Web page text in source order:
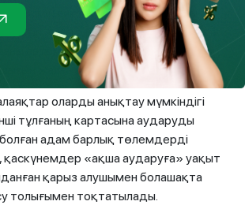
рәсімін аяқтау үшін қарыз алушы
өтіп, тағы бірнеше қызмет үшін ақы
автоматты түрде аудару, шотты
жалға алу.
оларды анықтау мүмкіндігі
тұлғаның картасына аударуды
адам барлық төлемдерді
қаскүнемдер «ақша аударуға» уақыт
қарыз алушымен болашақта
толығымен тоқтатылады.